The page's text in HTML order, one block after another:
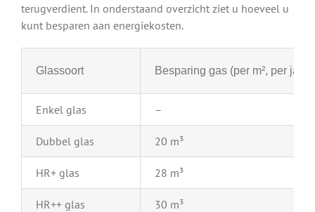
terugverdient. In onderstaand overzicht ziet u hoeveel u
kunt besparen aan energiekosten.
Glassoort Besparing gas (per m², per jaar)
Enkel glas –
Dubbel glas 20 m³
HR+ glas 28 m³
HR++ glas 30 m³